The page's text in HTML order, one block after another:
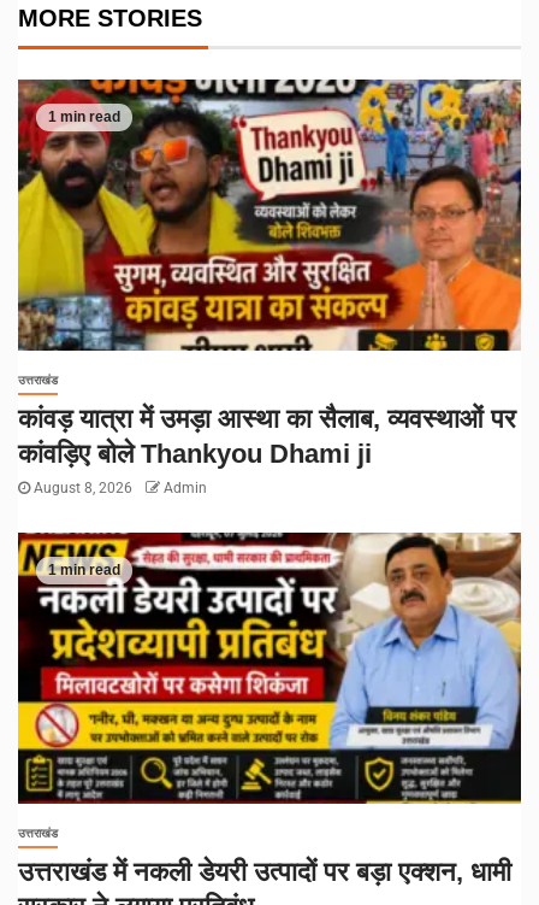
MORE STORIES
1 min read
उत्तराखंड
कांवड़ यात्रा में उमड़ा आस्था का सैलाब, व्यवस्थाओं पर
कांवड़िए बोले Thankyou Dhami ji
August 8, 2026 Admin
1 min read
उत्तराखंड
उत्तराखंड में नकली डेयरी उत्पादों पर बड़ा एक्शन, धामी